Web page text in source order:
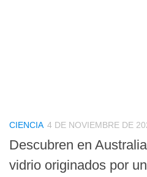
CIENCIA 4 DE NOVIEMBRE DE
Descubren en
vidrio originados por